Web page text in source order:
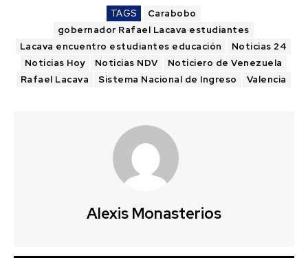
TAGS
Carabobo
gobernador Rafael Lacava estudiantes
Lacava encuentro estudiantes educación
Noticias 24
Noticias Hoy
Noticias NDV
Noticiero de Venezuela
Rafael Lacava
Sistema Nacional de Ingreso Valencia
Alexis Monasterios